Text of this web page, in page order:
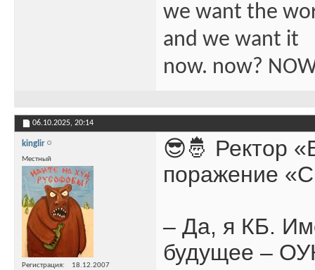
we want the
and we want it
now. now?
06.10.2025, 20:14
kinglir
Местный
Регистрация
18.12.2007
😎🤴 Ректор
поражение
– Да, я КБ.
будущее –